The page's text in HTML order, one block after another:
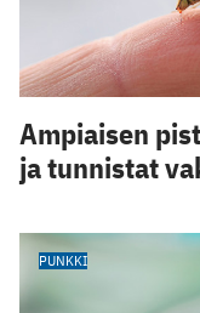
Ampiaisen
ja tunnistat
PUNKKI